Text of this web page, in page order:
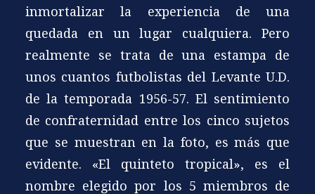
inmortalizar la experiencia de una
quedada en un lugar cualquiera. Pero
realmente se trata de una estampa de
unos cuantos futbolistas del Levante U.D.
de la temporada 1956-57. El sentimiento
de confraternidad entre los cinco sujetos
que se muestran en la foto, es más que
evidente. «El quinteto tropical», es el
nombre elegido por los 5 miembros de